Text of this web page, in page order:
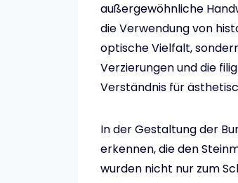
außergewöhnliche
die Verwendung von
optische Vielfalt,
Verzierungen und die
Verständnis für
In der Gestaltung der
erkennen, die den
wurden nicht nur zum